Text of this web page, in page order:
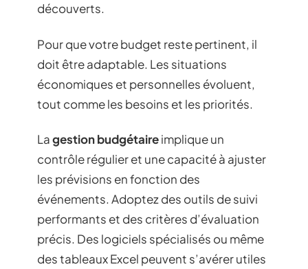
découverts.
Pour que votre budget reste pertinent, il
doit être adaptable. Les situations
économiques et personnelles évoluent,
tout comme les besoins et les priorités.
Lagestion budgétaireimplique un
contrôle régulier et une capacité à ajuster
les prévisions en fonction des
événements. Adoptez des outils de suivi
performants et des critères d’évaluation
précis. Des logiciels spécialisés ou même
des tableaux Excel peuvent s’avérer utiles